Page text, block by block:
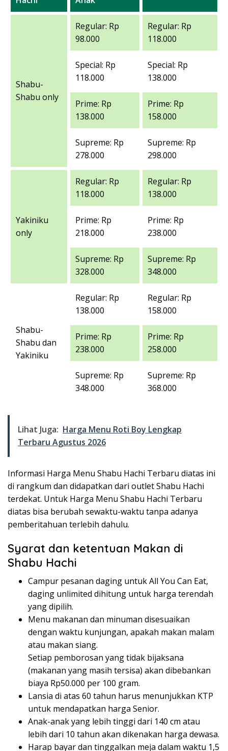
Shabu-
Shabu only
Regular: Rp
98.000
Regular: Rp
118.000
Special: Rp
118.000
Special: Rp
138.000
Prime: Rp
138.000
Prime: Rp
158.000
Supreme: Rp
278.000
Supreme: Rp
298.000
Yakiniku
only
Regular: Rp
118.000
Regular: Rp
138.000
Prime: Rp
218.000
Prime: Rp
238.000
Supreme: Rp
328.000
Supreme: Rp
348.000
Shabu-
Shabu dan
Yakiniku
Regular: Rp
138.000
Regular: Rp
158.000
Prime: Rp
238.000
Prime: Rp
258.000
Supreme: Rp
348.000
Supreme: Rp
368.000
Lihat Juga: Harga Menu Roti Boy Lengkap
Terbaru Agustus 2026
Informasi Harga Menu Shabu Hachi Terbaru diatas ini
di rangkum dan didapatkan dari outlet Shabu Hachi
terdekat. Untuk Harga Menu Shabu Hachi Terbaru
diatas bisa berubah sewaktu-waktu tanpa adanya
pemberitahuan terlebih dahulu.
Syarat dan ketentuan Makan di
Shabu Hachi
Campur pesanan daging untuk All You Can Eat,
daging unlimited dihitung untuk harga terendah
yang dipilih.
Menu makanan dan minuman disesuaikan
dengan waktu kunjungan, apakah makan malam
atau makan siang.
Setiap pemborosan yang tidak bijaksana
(makanan yang masih tersisa) akan dibebankan
biaya Rp50.000 per 100 gram.
Lansia di atas 60 tahun harus menunjukkan KTP
untuk mendapatkan harga Senior.
Anak-anak yang lebih tinggi dari 140 cm atau
lebih dari 10 tahun akan dikenakan harga dewasa.
Harap bayar dan tinggalkan meja dalam waktu 1,5